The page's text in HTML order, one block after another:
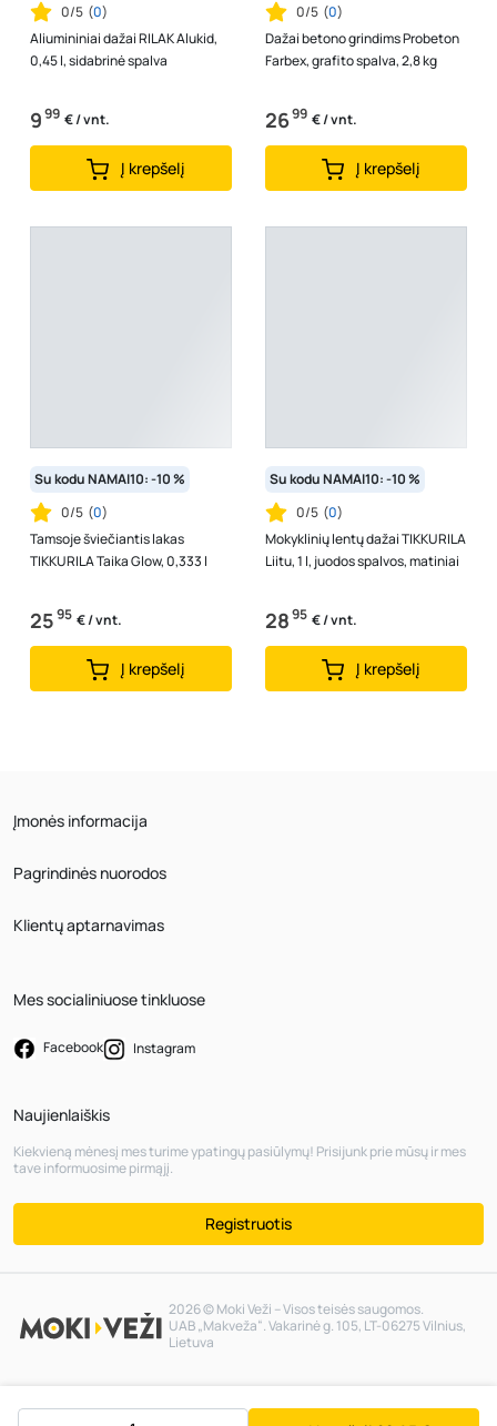
0/5 (0)
Aliumininiai dažai RILAK Alukid,
0,45 l, sidabrinė spalva
999 € / vnt.
Į krepšelį
0/5 (0)
Dažai betono grindims Probeton
Farbex, grafito spalva, 2,8 kg
2699 € / vnt.
Į krepšelį
Su kodu NAMAI10: -10 %
0/5 (0)
Tamsoje šviečiantis lakas
TIKKURILA Taika Glow, 0,333 l
2595 € / vnt.
Į krepšelį
Su kodu NAMAI10: -10 %
0/5 (0)
Mokyklinių lentų dažai TIKKURILA
Liitu, 1 l, juodos spalvos, matiniai
2895 € / vnt.
Į krepšelį
Įmonės informacija
Pagrindinės nuorodos
Klientų aptarnavimas
Mes socialiniuose tinkluose
Facebook Instagram
Naujienlaiškis
Kiekvieną mėnesį mes turime ypatingų pasiūlymų! Prisijunk prie mūsų ir mes
tave informuosime pirmąjį.
Registruotis
2026 © Moki Veži – Visos teisės saugomos.
UAB „Makveža“. Vakarinė g. 105, LT-06275 Vilnius,
Lietuva